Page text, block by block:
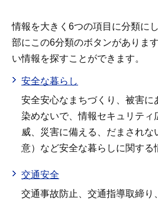
情報を大きく6つの項目に分類に
部にこの6分類のボタンがありま
い情報を探すことができます。
安全な暮らし
安全安心なまちづくり、被害に
染めないで、情報セキュリティ
威、災害に備える、だまされな
意）など安全な暮らしに関する
交通安全
交通事故防止、交通指導取締り